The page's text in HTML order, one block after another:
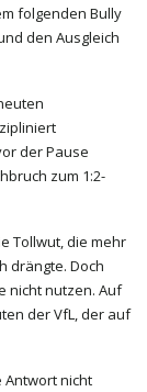
folgenden Bully
den Ausgleich
der Pause
zum 1:2-
Tollwut, die mehr
drängte. Doch
nicht nutzen. Auf
der VfL, der auf
Antwort nicht